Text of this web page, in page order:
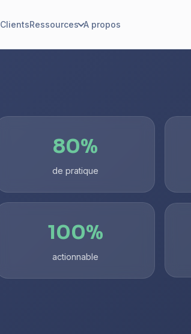
ClientsRessources A propos
80%
de pratique
100%
actionnable